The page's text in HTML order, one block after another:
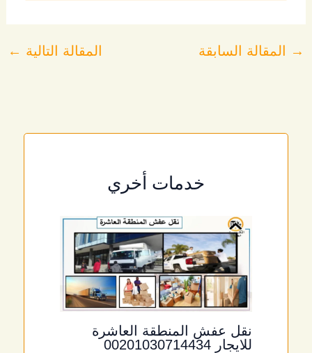
→ المقالة السابقة المقالة التالية ←
خدمات أخري
نقل عفش المنطقة العاشرة
للايجار 00201030714434